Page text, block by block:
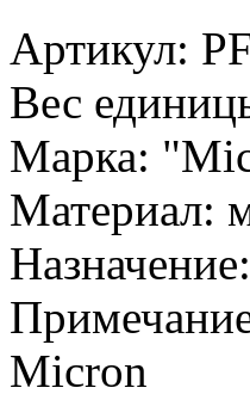
Артикул:
Вес
Марка:
Материал:
Micron